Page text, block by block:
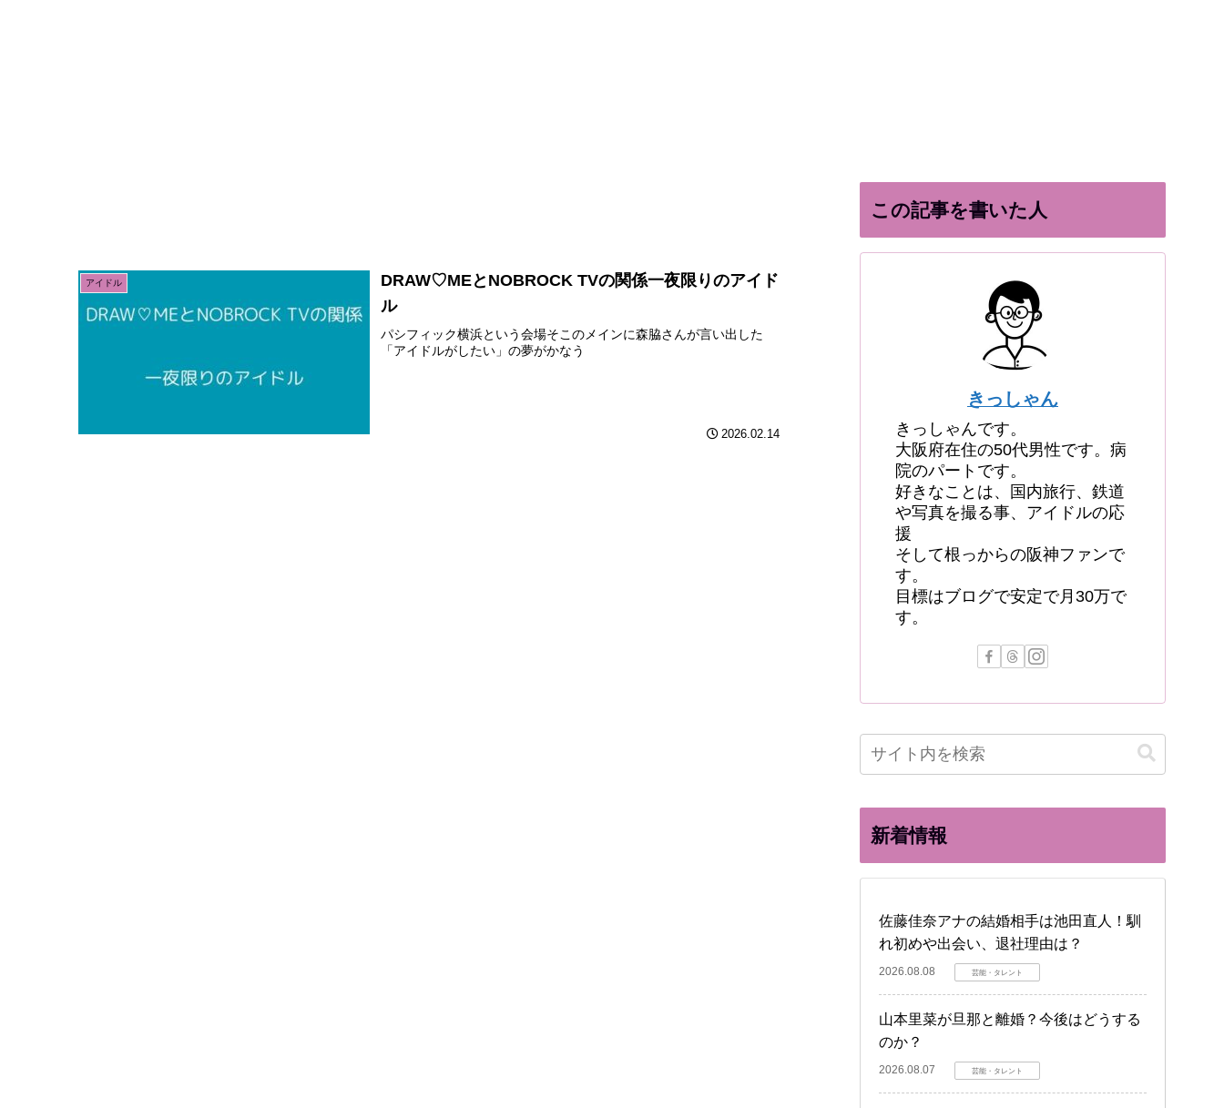
アイドル
DRAW♡MEとNOBROCK TVの関係一夜限りのアイド
ル
パシフィック横浜という会場そこのメインに森脇さんが言い出した
「アイドルがしたい」の夢がかなう
2026.02.14
この記事を書いた人
きっしゃん
きっしゃんです。
大阪府在住の50代男性です。病
院のパートです。
好きなことは、国内旅行、鉄道
や写真を撮る事、アイドルの応
援
そして根っからの阪神ファンで
す。
目標はブログで安定で月30万で
す。
新着情報
佐藤佳奈アナの結婚相手は池田直人！馴
れ初めや出会い、退社理由は？
2026.08.08 芸能・タレント
山本里菜が旦那と離婚？今後はどうする
のか？
2026.08.07 芸能・タレント